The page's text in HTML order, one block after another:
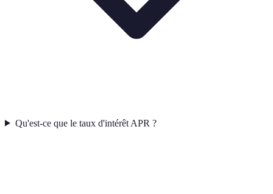
Qu'est-ce que le taux d'intérêt APR ?